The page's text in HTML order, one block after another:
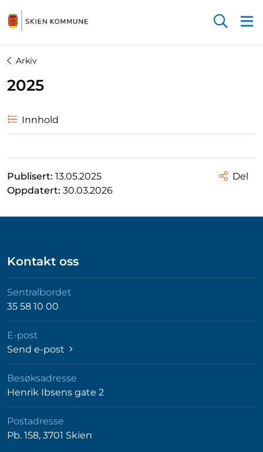
Arkiv
2025
Innhold
Publisert: 13.05.2025
Oppdatert: 30.03.2026
Del
Kontakt oss
Sentralbordet
35 58 10 00
E-post
Send e-post
Besøksadresse
Henrik Ibsens gate 2
Postadresse
Pb. 158, 3701 Skien